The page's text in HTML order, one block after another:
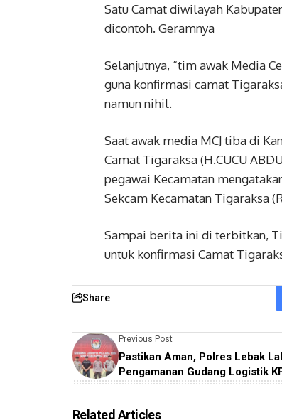
Satu Camat diwilayah
dicontoh. Geramnya
Selanjutnya, “tim awak Media
guna konfirmasi camat
namun nihil.
Saat awak media MCJ tiba di
Camat Tigaraksa (H.CUCU
pegawai Kecamatan
Sekcam Kecamatan Tigaraksa
Sampai berita ini di terbitkan,
untuk konfirmasi Camat
Share
Previous Post
Pastikan Aman, Polres Lebak
Pengamanan Gudang Logistik
Related Articles